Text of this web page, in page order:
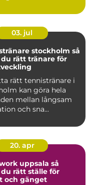
03. jul
stockholm så
rätt tränare för
rätt tennistränare i
kan göra hela
mellan långsam
och sna...
20. apr
uppsala så
rätt ställe för
och gänget